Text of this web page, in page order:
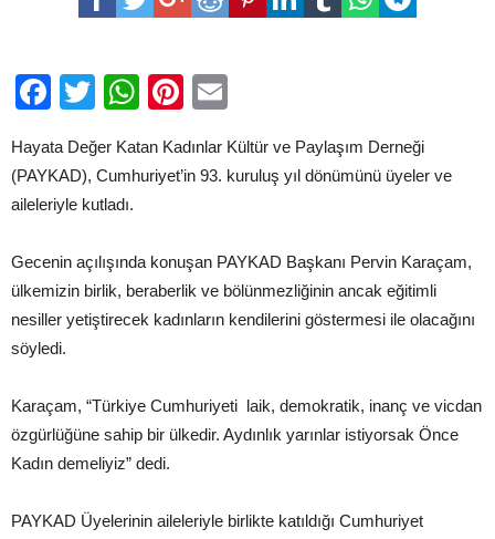
Facebook
TwitterWhatsApp
Pinterest
Hayata Değer Katan Kadınlar Kültür ve Paylaşım Derneği
(PAYKAD), Cumhuriyet’in 93. kuruluş yıl dönümünü üyeler ve
aileleriyle kutladı.
Gecenin açılışında konuşan PAYKAD Başkanı Pervin Karaçam,
ülkemizin birlik, beraberlik ve bölünmezliğinin ancak eğitimli
nesiller yetiştirecek kadınların kendilerini göstermesi ile olacağını
söyledi.
Karaçam, “Türkiye Cumhuriyeti laik, demokratik, inanç ve vicdan
özgürlüğüne sahip bir ülkedir. Aydınlık yarınlar istiyorsak Önce
Kadın demeliyiz” dedi.
PAYKAD Üyelerinin aileleriyle birlikte katıldığı Cumhuriyet